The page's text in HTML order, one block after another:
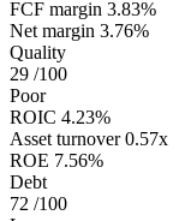
FCF margin 3.83%
Net margin 3.76%
Quality
29 /100
Poor
ROIC 4.23%
Asset turnover 0.57x
ROE 7.56%
Debt
72 /100